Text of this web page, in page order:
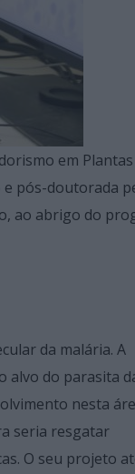
em Plantas
e pós-doutorada
ao abrigo do
da malária. A
alvo do parasita
nesta
seria resgatar
O seu projeto